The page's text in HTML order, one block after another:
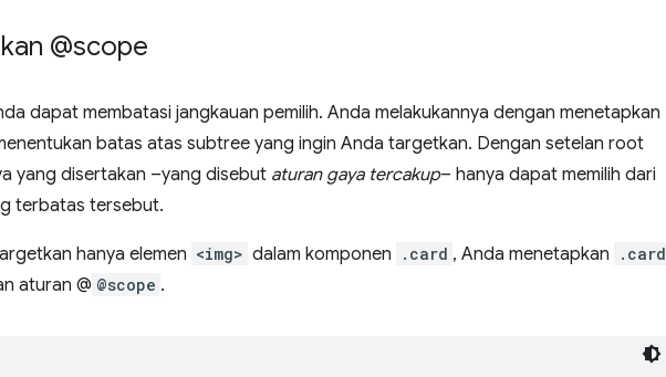
@scope
dapat membatasi jangkauan pemilih. Anda melakukannya dengan menetapkan
batas atas subtree yang ingin Anda targetkan. Dengan setelan root
yang disertakan –yang disebut aturan gaya tercakup– hanya dapat memilih dari
terbatas tersebut.
hanya elemen <img> dalam komponen .card , Anda menetapkan .card
aturan @ @scope .